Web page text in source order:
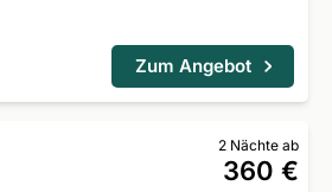
Zum Angebot
2 Nächte ab
360 €